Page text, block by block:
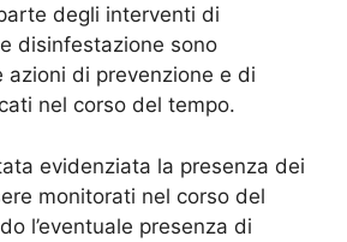
degli interventi di
disinfestazione sono
azioni di prevenzione e di
nel corso del tempo.
evidenziata la presenza dei
monitorati nel corso del
l’eventuale presenza di